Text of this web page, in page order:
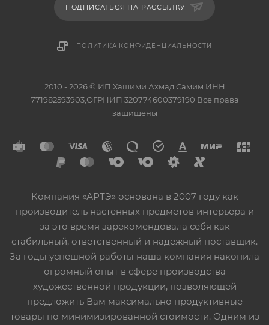
ПОДПИСАТЬСЯ НА РАССЫЛКУ
ПОЛИТИКА КОНФИДЕНЦИАЛЬНОСТИ
2010 - 2026 © ИП Хашими Ахмад Самим ИНН
771982593903,ОГРНИП 320774600379190 Все права
защищены
Компания «АРТЭ» основана в 2007 году как
производитель настенных предметов интерьера и
за это время зарекомендовала себя как
стабильный, ответственный и надежный поставщик.
За годы успешной работы наша компания накопила
огромный опыт в сфере производства
художественной продукции, позволяющей
предложить Вам максимально продуктивные
товары по минимизированной стоимости. Одним из